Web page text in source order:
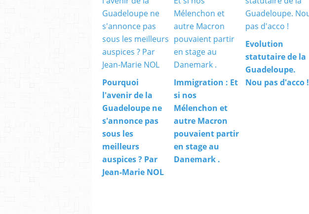
Pourquoi
l'avenir de la
Guadeloupe ne
s'annonce pas
sous les
meilleurs
auspices ? Par
Jean-Marie NOL
Immigration : Et
si nos
Mélenchon et
autre Macron
pouvaient partir
en stage au
Danemark .
Evolution
statutaire de la
Guadeloupe.
Nou pas d'acco !